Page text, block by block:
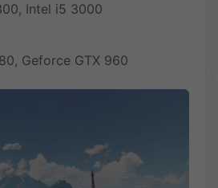
Intel i5 3000
Geforce GTX 960